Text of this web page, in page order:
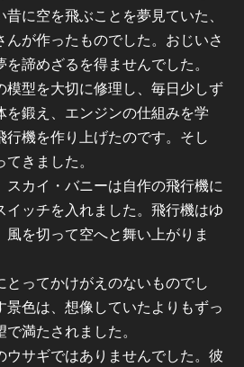
に空を飛ぶことを夢見ていた、
が作ったものでした。おじいさ
諦めざるを得ませんでした。
模型を大切に修理し、毎日少しず
を鍛え、エンジンの仕組みを学
行機を作り上げたのです。そし
きました。
スカイ・バニーは自作の飛行機に
イッチを入れました。飛行機はゆ
風を切って空へと舞い上がりま
ってかけがえのないものでし
景色は、想像していたよりもずっ
満たされました。
ウサギではありませんでした。彼